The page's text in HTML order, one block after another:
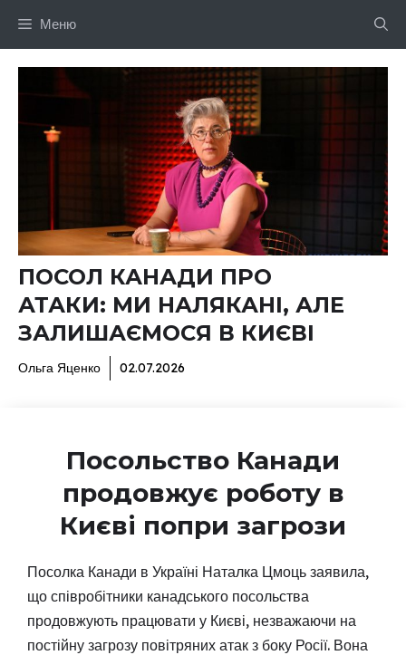
Меню
ПОСОЛ КАНАДИ ПРО
АТАКИ: МИ НАЛЯКАНІ, АЛЕ
ЗАЛИШАЄМОСЯ В КИЄВІ
Ольга Яценко 02.07.2026
Посольство Канади
продовжує роботу в
Києві попри загрози
Посолка Канади в Україні Наталка Цмоць заявила,
що співробітники канадського посольства
продовжують працювати у Києві, незважаючи на
постійну загрозу повітряних атак з боку Росії. Вона